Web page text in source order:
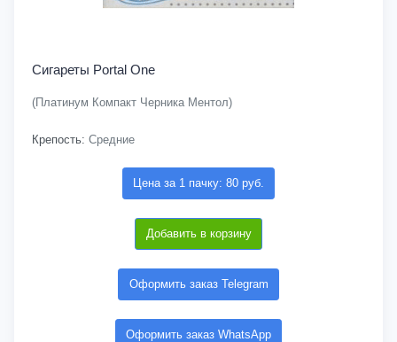
Сигареты Portal One
(Платинум Компакт Черника Ментол)
Крепость: Средние
Цена за 1 пачку: 80 руб.
Добавить в корзину
Оформить заказ Telegram
Оформить заказ WhatsApp